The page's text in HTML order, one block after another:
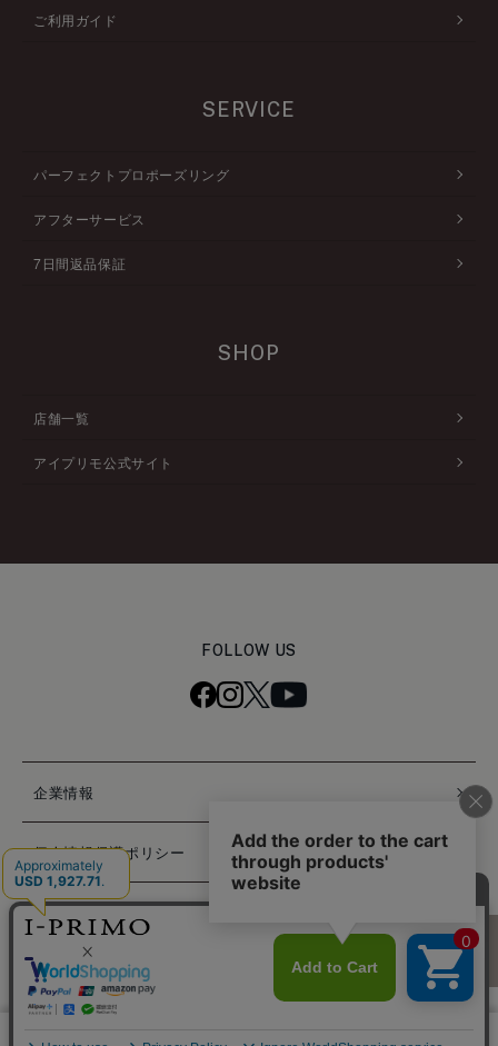
ご利用ガイド
SERVICE
パーフェクトプロポーズリング
アフターサービス
7日間返品保証
SHOP
店舗一覧
アイプリモ公式サイト
FOLLOW US
企業情報
個人情報保護ポリシー
特定商取引法に基づく表記
© PRIMO JAPAN INC. ALL RIGHTS RESERVED.
困ったときは